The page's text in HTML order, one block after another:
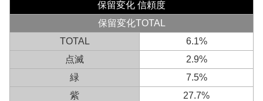
保留変化 信頼度
保留変化TOTAL
TOTAL
6.1%
点滅
2.9%
緑
7.5%
紫
27.7%